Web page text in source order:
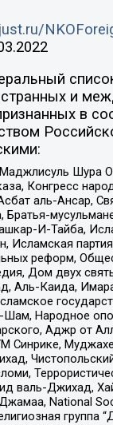
и
в
Шура
Конгресс
аль-Ансар,
Братья-
И-Тайба,
Исламская партия
реформ,
Дом двух
Аль-Каида,
Народное
Аджр от
Синрике,
валь-Джихад,
National
группа